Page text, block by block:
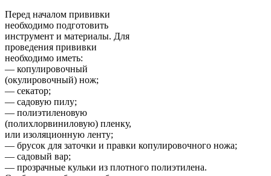
Перед началом прививки
необходимо подготовить
инструмент и материалы. Для
проведения прививки
необходимо иметь:
— копулировочный
(окулировочный) нож;
— секатор;
— садовую пилу;
— полиэтиленовую
(полихлорвиниловую) пленку,
или изоляционную ленту;
— брусок для заточки и правки копулировочного ножа;
— садовый вар;
— прозрачные кульки из плотного полиэтилена.